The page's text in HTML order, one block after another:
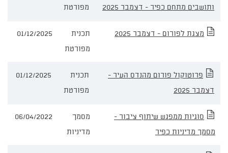
ותושבים מתחם כפיר - דצמבר 2025
מפורטת
מצגת לפורום - דצמבר 2025
תכנית
מפורטת
01/12/2025
פרוטוקול פורום מהנדס העיר -
דצמבר 2025
תכנית
מפורטת
01/12/2025
סוגיות ממפגש שיתוף ציבור -
מסמך מדיניות כפיר
מסמך
מדיניות
06/04/2022